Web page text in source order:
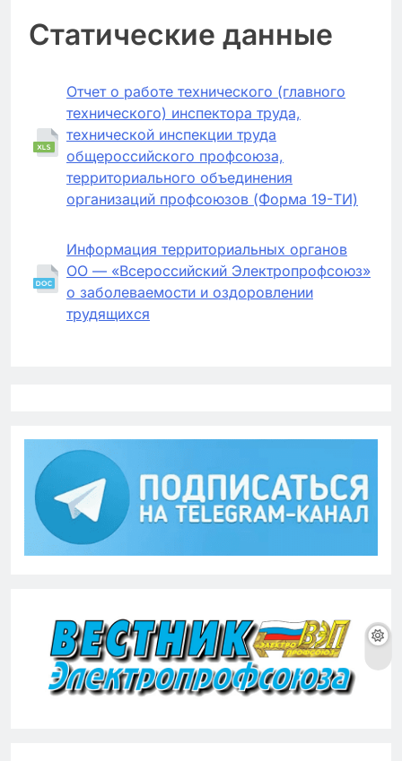
Статические данные
Отчет о работе технического (главного
технического) инспектора труда,
технической инспекции труда
общероссийского профсоюза,
территориального объединения
организаций профсоюзов (Форма 19-ТИ)
Информация территориальных органов
ОО — «Всероссийский Электропрофсоюз»
о заболеваемости и оздоровлении
трудящихся